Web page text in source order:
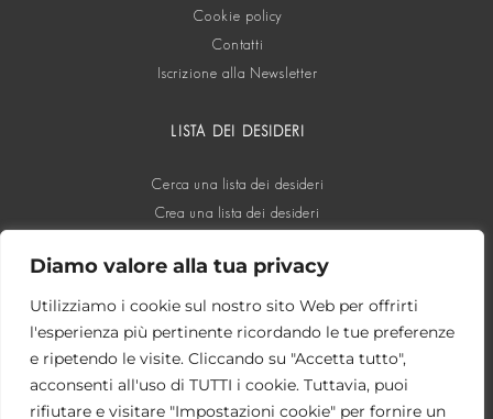
Diamo valore alla tua privacy
Utilizziamo i cookie sul nostro sito Web per offrirti
l'esperienza più pertinente ricordando le tue preferenze
e ripetendo le visite. Cliccando su "Accetta tutto",
acconsenti all'uso di TUTTI i cookie. Tuttavia, puoi
rifiutare e visitare "Impostazioni cookie" per fornire un
Cookie policy
Contatti
Iscrizione alla Newsletter
LISTA DEI DESIDERI
Cerca una lista dei desideri
Crea una lista dei desideri
SOCIAL